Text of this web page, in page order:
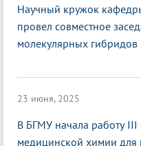
Научный кружок
провел совместное
молекулярных гибридов
23 июня, 2025
В БГМУ начала работу
медицинской химии